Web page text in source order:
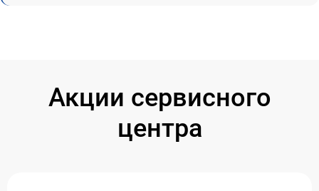
Акции сервисного
центра